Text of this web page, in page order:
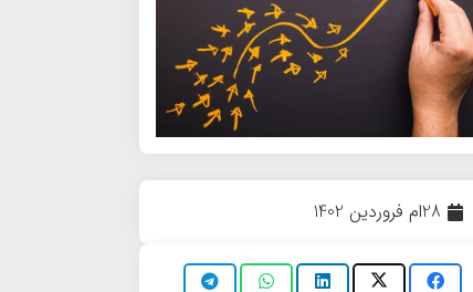
28ام فروردین 1402